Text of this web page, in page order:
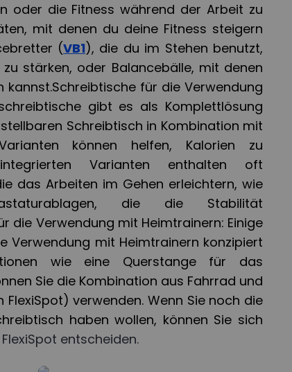
oder die Fitness während der Arbeit zu
mit denen du deine Fitness steigern
(VB1), die du im Stehen benutzt,
stärken, oder Balancebälle, mit denen
kannst.Schreibtische für die Verwendung
gibt es als Komplettlösung
Schreibtisch in Kombination mit
können helfen, Kalorien zu
Varianten enthalten oft
das Arbeiten im Gehen erleichtern, wie
die die Stabilität
die Verwendung mit Heimtrainern: Einige
Verwendung mit Heimtrainern konzipiert
wie eine Querstange für das
Sie die Kombination aus Fahrrad und
FlexiSpot) verwenden. Wenn Sie noch die
haben wollen, können Sie sich
entscheiden.